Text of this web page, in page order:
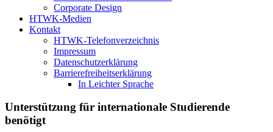
Corporate Design
HTWK-Medien
Kontakt
HTWK-Telefonverzeichnis
Impressum
Datenschutzerklärung
Barrierefreiheitserklärung
In Leichter Sprache
Unterstützung für internationale Studierende
benötigt